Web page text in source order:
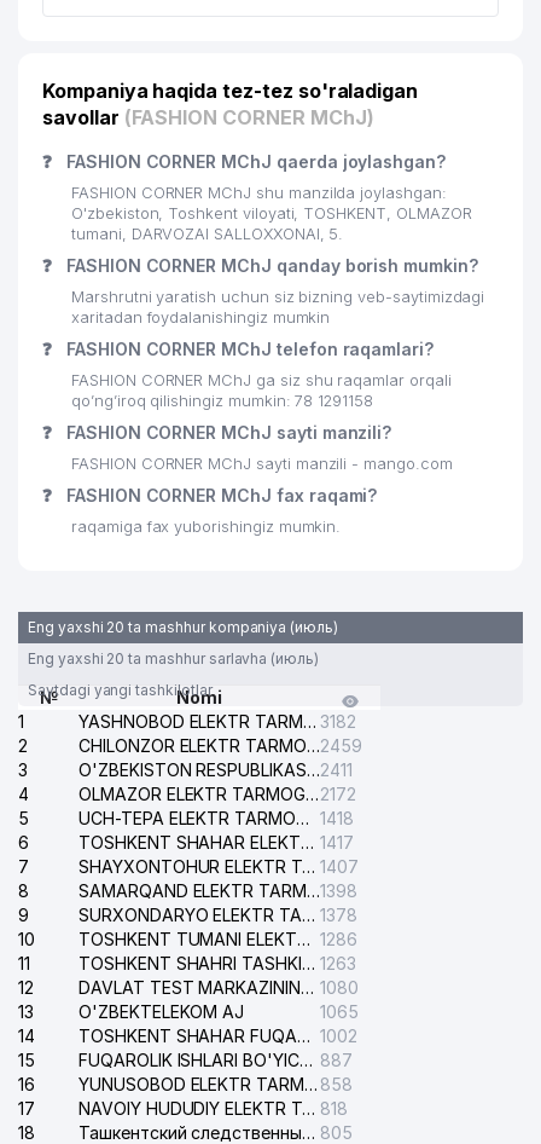
Kompaniya haqida tez-tez so'raladigan
savollar (FASHION CORNER MChJ)
❓ FASHION CORNER MChJ qaerda joylashgan?
FASHION CORNER MChJ shu manzilda joylashgan:
O'zbekiston, Toshkent viloyati, TOSHKENT, OLMAZOR
tumani, DARVOZAI SALLOXXONAI, 5.
❓ FASHION CORNER MChJ qanday borish mumkin?
Marshrutni yaratish uchun siz bizning veb-saytimizdagi
xaritadan foydalanishingiz mumkin
❓ FASHION CORNER MChJ telefon raqamlari?
FASHION CORNER MChJ ga siz shu raqamlar orqali
qo’ng’iroq qilishingiz mumkin: 78 1291158
❓ FASHION CORNER MChJ sayti manzili?
FASHION CORNER MChJ sayti manzili - mango.com
❓ FASHION CORNER MChJ fax raqami?
raqamiga fax yuborishingiz mumkin.
Eng yaxshi 20 ta mashhur kompaniya (июль)
Eng yaxshi 20 ta mashhur sarlavha (июль)
Saytdagi yangi tashkilotlar
№
Nomi
1
YASHNOBOD ELEKTR TARMOG'I NOSOZLIKLARI XIZMATI 3182
2
CHILONZOR ELEKTR TARMOG'I NOSOZLIK XIZMATI2459
3
O'ZBEKISTON RESPUBLIKASI BOSH PROKURATURASI ISHONCH TELEFONI2411
4
OLMAZOR ELEKTR TARMOG'I NOSOZLIKLARI XIZMATI2172
5
UCH-TEPA ELEKTR TARMOG'I NOSOZLIKLARI XIZMATI 1418
6
TOSHKENT SHAHAR ELEKTR TARMOQLARI KORXONASI AJ 1417
7
SHAYXONTOHUR ELEKTR TARMOG'I NOSOZLIKLARINI TUZATISH XIZMATI 1407
8
SAMARQAND ELEKTR TARMOQLARI AJ1398
9
SURXONDARYO ELEKTR TARMOQLARI AJ 1378
10
TOSHKENT TUMANI ELEKTR TARMOG'I AVARIYA XIZMATI 1286
11
TOSHKENT SHAHRI TASHKILOT TELEFONLARI HAQIDA MA'LUMOT BYUROSI 1263
12
DAVLAT TEST MARKAZINING ISHONCH TELEFONLARI 1080
13
O'ZBEKTELEKOM AJ
1065
14
TOSHKENT SHAHAR FUQAROLIK ISHLARI BO'YICHA SUDI 1002
15
FUQAROLIK ISHLARI BO'YICHA YAKKASAROY TUMANLARARO SUDI 887
16
YUNUSOBOD ELEKTR TARMOG'I NOSOZLIKLARI XIZMATI 858
17
NAVOIY HUDUDIY ELEKTR TARMOQLARI KORXONASI AJ 818
18
Ташкентский следственный изолятор 805